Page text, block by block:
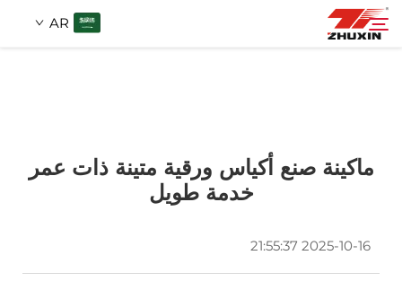
AR
التطبيقات
أخبار
ماكينة صنع أكياس ورقية متينة ذات عمر
خدمة طويل
2025-10-16 21:55:37